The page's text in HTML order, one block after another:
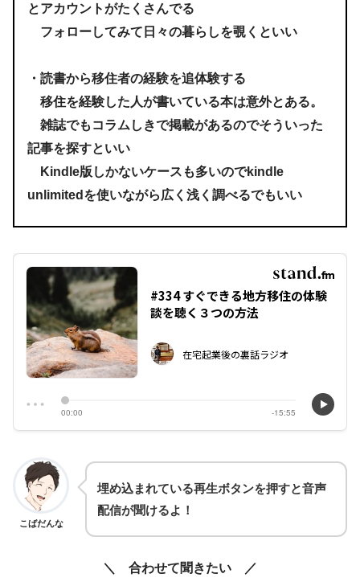
とアカウントがたくさんでる
フォローしてみて日々の暮らしを覗くといい
・読書から移住者の経験を追体験する
移住を経験した人が書いている本は意外とある。
雑誌でもコラムしきで掲載があるのでそういった
記事を探すといい
Kindle版しかないケースも多いのでkindle
unlimitedを使いながら広く浅く調べるでもいい
こばだんな
埋め込まれている再生ボタンを押すと音声
配信が聞けるよ！
＼ 合わせて聞きたい ／